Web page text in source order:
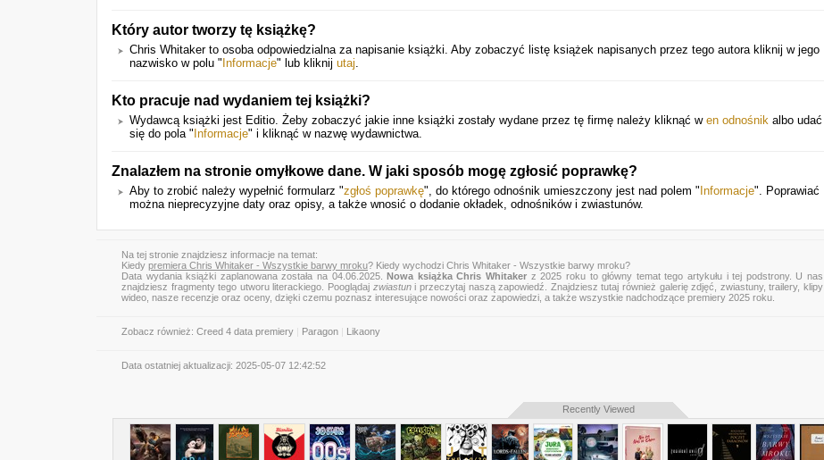
Który autor tworzy tę książkę?
Chris Whitaker to osoba odpowiedzialna za napisanie książki. Aby zobaczyć listę książek napisanych przez tego autora kliknij w jego
nazwisko w polu " Informacje" lub kliknij utaj.
Kto pracuje nad wydaniem tej książki?
Wydawcą książki jest Editio. Żeby zobaczyć jakie inne książki zostały wydane przez tę firmę należy kliknąć w en odnośnik albo udać
się do pola " Informacje" i kliknąć w nazwę wydawnictwa.
Znalazłem na stronie omyłkowe dane. W jaki sposób mogę zgłosić poprawkę?
Aby to zrobić należy wypełnić formularz "zgłoś poprawkę", do którego odnośnik umieszczony jest nad polem " Informacje". Poprawiać
można nieprecyzyjne daty oraz opisy, a także wnosić o dodanie okładek, odnośników i zwiastunów.
Na tej stronie znajdziesz informacje na temat:
Kiedy premiera Chris Whitaker - Wszystkie barwy mroku? Kiedy wychodzi Chris Whitaker - Wszystkie barwy mroku?
Data wydania książki zaplanowana została na 04.06.2025.Nowa książka Chris Whitaker z 2025 roku to główny temat tego artykułu i tej podstrony. U nas
znajdziesz fragmenty tego utworu literackiego. Pooglądaj zwiastuni przeczytaj naszą zapowiedź. Znajdziesz tutaj również galerię zdjęć, zwiastuny, trailery, klipy
wideo, nasze recenzje oraz oceny, dzięki czemu poznasz interesujące nowości oraz zapowiedzi, a także wszystkie nadchodzące premiery 2025 roku.
Zobacz również: Creed 4 data premiery Paragon Likaony
Data ostatniej aktualizacji: 2025-05-07 12:42:52
Recently Viewed